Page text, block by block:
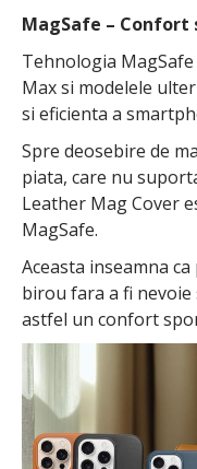
MagSafe – Confort
Tehnologia
Max si modelele
si eficienta a
Spre deosebire de
piata, care nu
Leather Mag Cover
MagSafe.
Aceasta inseamna
birou fara a fi
astfel un confort